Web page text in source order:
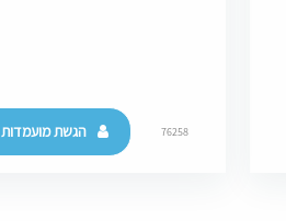
76258 הגשת מועמדות